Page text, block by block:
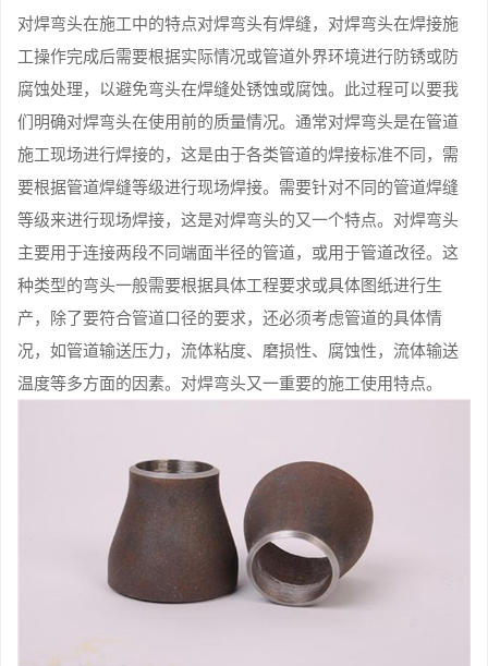
对焊弯头在施工中的特点对焊弯头有焊缝，对焊弯头在焊接施
工操作完成后需要根据实际情况或管道外界环境进行防锈或防
腐蚀处理，以避免弯头在焊缝处锈蚀或腐蚀。此过程可以要我
们明确对焊弯头在使用前的质量情况。通常对焊弯头是在管道
施工现场进行焊接的，这是由于各类管道的焊接标准不同，需
要根据管道焊缝等级进行现场焊接。需要针对不同的管道焊缝
等级来进行现场焊接，这是对焊弯头的又一个特点。对焊弯头
主要用于连接两段不同端面半径的管道，或用于管道改径。这
种类型的弯头一般需要根据具体工程要求或具体图纸进行生
产，除了要符合管道口径的要求，还必须考虑管道的具体情
况，如管道输送压力，流体粘度、磨损性、腐蚀性，流体输送
温度等多方面的因素。对焊弯头又一重要的施工使用特点。